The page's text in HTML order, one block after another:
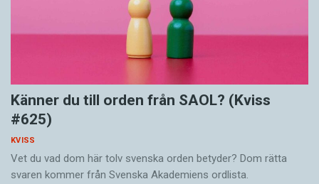
Känner du till orden från SAOL? (Kviss
#625)
KVISS
Vet du vad dom här tolv svenska orden betyder? Dom rätta
svaren kommer från Svenska Akademiens ordlista.